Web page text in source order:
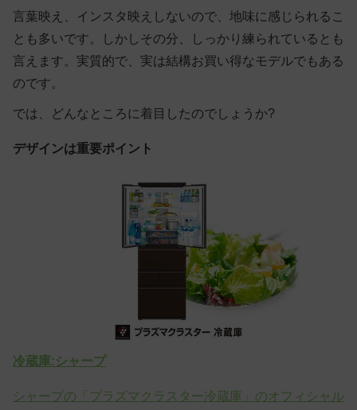
言葉映え、インスタ映えしないので、地味に感じられるこ
とも多いです。しかしその分、しっかり練られているとも
言えます。実質的で、実は結構お買い得なモデルでもある
のです。
では、どんなところに着目したのでしょうか?
デザインは重要ポイント
冷蔵庫:シャープ
シャープの「プラズマクラスター冷蔵庫」のオフィシャル